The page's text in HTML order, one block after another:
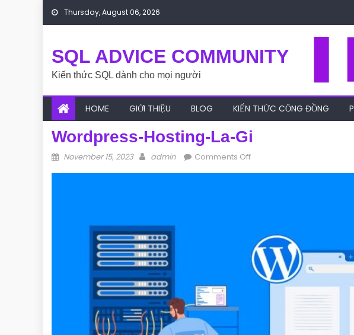
Skip to content
Thursday, August 06, 2026
SQL ADVICE COMMUNITY
Kiến thức SQL dành cho mọi người
HOME GIỚI THIỆU BLOG KIẾN THỨC CỘNG ĐỒNG
Wordpress-Hosting-La-Gi
Posted on
November 15, 2023 Author
admin Comments Off